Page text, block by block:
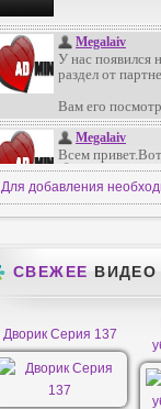
Для добавления
СВЕЖЕЕ ВИДЕО
Дворик Серия 137